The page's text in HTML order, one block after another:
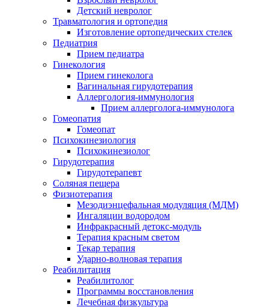
Детский невролог
Травматология и ортопедия
Изготовление ортопедических стелек
Педиатрия
Прием педиатра
Гинекология
Прием гинеколога
Вагинальная гирудотерапия
Аллергология-иммунология
Прием аллерголога-иммунолога
Гомеопатия
Гомеопат
Психокинезиология
Психокинезиолог
Гирудотерапия
Гирудотерапевт
Соляная пещера
Физиотерапия
Мезодиэнцефальная модуляция (МДМ)
Ингаляции водородом
Инфракрасный детокс-модуль
Терапия красным светом
Текар терапия
Ударно-волновая терапия
Реабилитация
Реабилитолог
Программы восстановления
Лечебная физкультура